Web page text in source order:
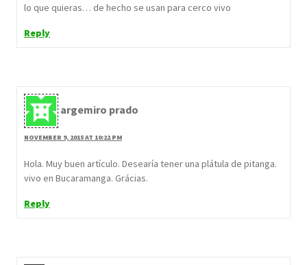
lo que quieras… de hecho se usan para cerco vivo
Reply
argemiro prado
NOVEMBER 9, 2015 AT 10:22 PM
Hola. Muy buen artículo. Desearía tener una plátula de pitanga.
vivo en Bucaramanga. Grácias.
Reply